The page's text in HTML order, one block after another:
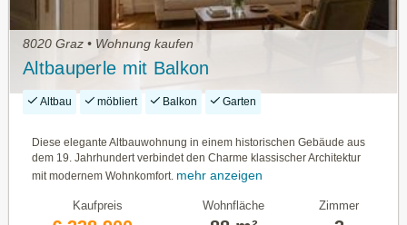
8020 Graz • Wohnung kaufen
Altbauperle mit Balkon
Altbau möbliert Balkon Garten
Diese elegante Altbauwohnung in einem historischen Gebäude aus
dem 19. Jahrhundert verbindet den Charme klassischer Architektur
mit modernem Wohnkomfort. mehr anzeigen
Kaufpreis Wohnfläche Zimmer